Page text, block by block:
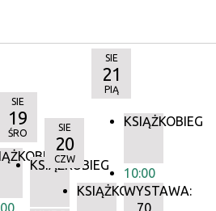
SIE
19
ŚRO
KSIĄŻKOBIEG
SIE
20
CZW
KSIĄŻKOBIEG
SIE
21
PIĄ
KSIĄŻKOBIEG
10:00
WYSTAWA:
70